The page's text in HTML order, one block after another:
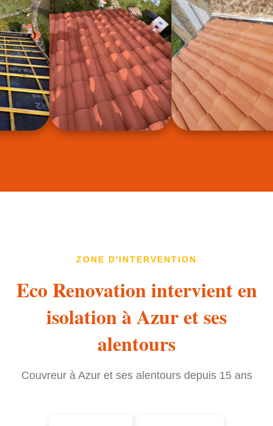
ZONE D'INTERVENTION
Eco Renovation intervient en
isolation à Azur et ses
alentours
Couvreur à Azur et ses alentours depuis 15 ans